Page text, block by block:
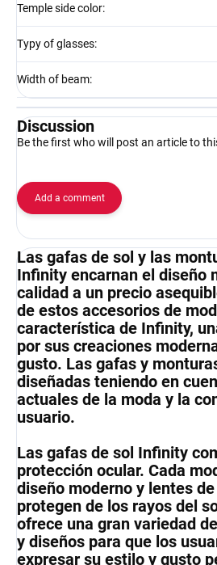
Temple side color:
Typy of glasses:
Width of beam:
Discussion
Be the first who will post an article to
Add a comment
Las gafas de sol y las
Infinity encarnan el diseño
calidad a un precio
de estos accesorios de
característica de Infinity,
por sus creaciones
gusto. Las gafas y
diseñadas teniendo en
actuales de la moda y la
usuario.
Las gafas de sol Infinity
protección ocular. Cada
diseño moderno y lentes
protegen de los rayos del
ofrece una gran variedad
y diseños para que los
expresar su estilo y gusto